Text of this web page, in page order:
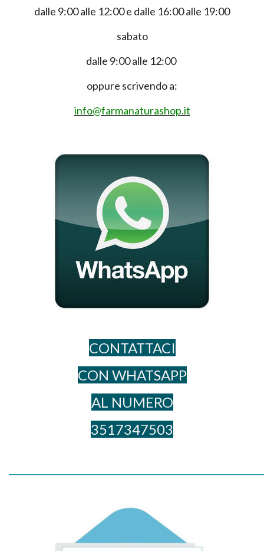
dalle 9:00 alle 12:00 e dalle 16:00 alle 19:00
sabato
dalle 9:00 alle 12:00
oppure scrivendo a:
info@farmanaturashop.it
CONTATTACI
CON WHATSAPP
AL NUME​RO
3517347503